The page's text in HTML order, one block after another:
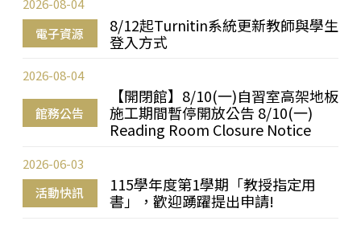
電子資源
8/12起Turnitin系統更新教師與學生
登入方式
2026-08-04
館務公告
【開閉館】8/10(一)自習室高架地板
施工期間暫停開放公告 8/10(一)
Reading Room Closure Notice
2026-08-04
活動快訊
115學年度第1學期「教授指定用
書」，歡迎踴躍提出申請!
2026-06-03